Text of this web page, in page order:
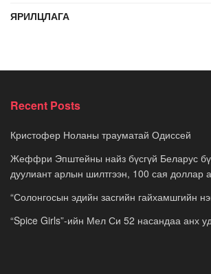
ЯРИЛЦЛАГА
Recent Posts
Кристофер Ноланы трауматай Одиссей
Жеффри Эпштейны найз бүсгүй Беларус
дуулиант арлын шилтгээн, 100 сая доллар
“Солонгосын эдийн засгийн гайхамшгийн
“Spice Girls”-ийн Мел Си 52 насандаа анх